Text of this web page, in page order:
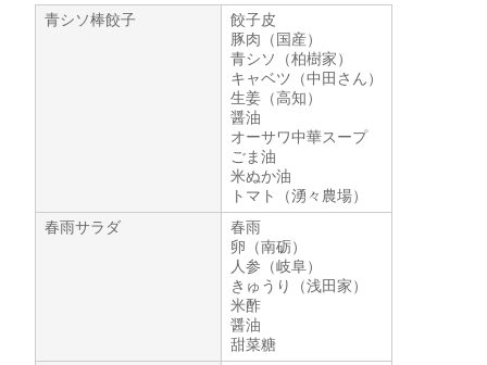
青シソ棒餃子
餃子皮
豚肉（国産）
青シソ（柏樹家）
キャベツ（中田さん）
生姜（高知）
醤油
オーサワ中華スープ
ごま油
米ぬか油
トマト（湧々農場）
春雨サラダ
春雨
卵（南砺）
人参（岐阜）
きゅうり（浅田家）
米酢
醤油
甜菜糖